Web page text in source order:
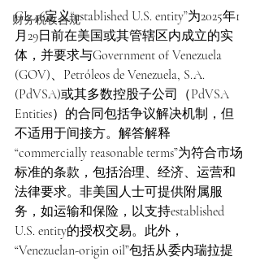
财务税收合规
GL 46定义“established U.S. entity”为2025年1
月29日前在美国或其管辖区内成立的实
体，并要求与Government of Venezuela
(GOV)、Petróleos de Venezuela, S.A.
(PdVSA)或其多数控股子公司（PdVSA
Entities）的合同包括争议解决机制，但
不适用于间接方。解答解释
“commercially reasonable terms”为符合市场
标准的条款，包括治理、经济、运营和
法律要求。非美国人士可提供附属服
务，如运输和保险，以支持established
U.S. entity的授权交易。此外，
“Venezuelan-origin oil”包括从委内瑞拉提